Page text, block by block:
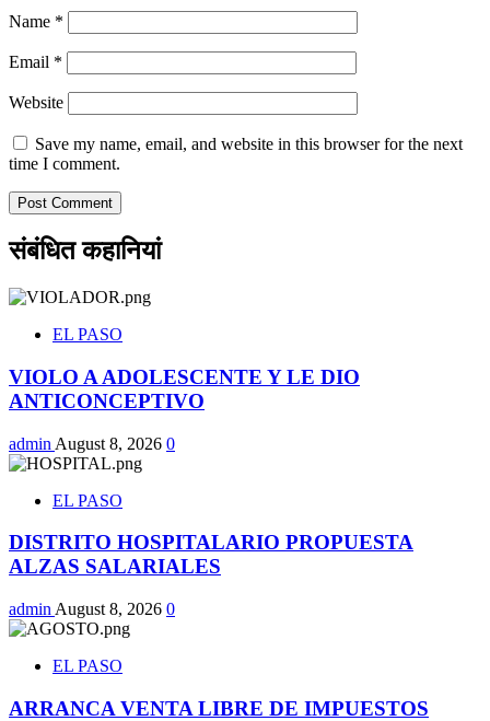
Name *
Email *
Website
Save my name, email, and website in this browser for the next
time I comment.
संबंधित कहानियां
EL PASO
VIOLO A ADOLESCENTE Y LE DIO
ANTICONCEPTIVO
admin August 8, 2026 0
EL PASO
DISTRITO HOSPITALARIO PROPUESTA
ALZAS SALARIALES
admin August 8, 2026 0
EL PASO
ARRANCA VENTA LIBRE DE IMPUESTOS